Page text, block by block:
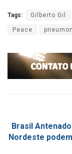
Tags: Gilberto Gil
Peace
Brasil
Nordeste